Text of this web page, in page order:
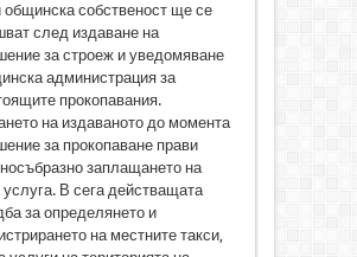
общинска собственост ще се
след издаване на
за строеж и уведомяване
администрация за
прокопавания.
на издаваното до момента
за прокопаване прави
заплащането на
услуга. В сега действащата
за определянето и
на местните такси,